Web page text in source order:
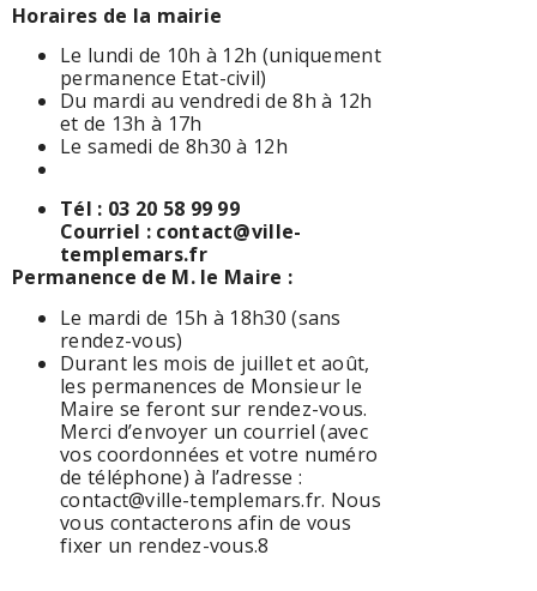
Horaires de la mairie
Le lundi de 10h à 12h (uniquement
permanence Etat-civil)
Du mardi au vendredi de 8h à 12h
et de 13h à 17h
Le samedi de 8h30 à 12h
Tél : 03 20 58 99 99
Courriel : contact@ville-
templemars.fr
Permanence de M. le Maire :
Le mardi de 15h à 18h30 (sans
rendez-vous)
Durant les mois de juillet et août,
les permanences de Monsieur le
Maire se feront sur rendez-vous.
Merci d’envoyer un courriel (avec
vos coordonnées et votre numéro
de téléphone) à l’adresse :
contact@ville-templemars.fr. Nous
vous contacterons afin de vous
fixer un rendez-vous.8